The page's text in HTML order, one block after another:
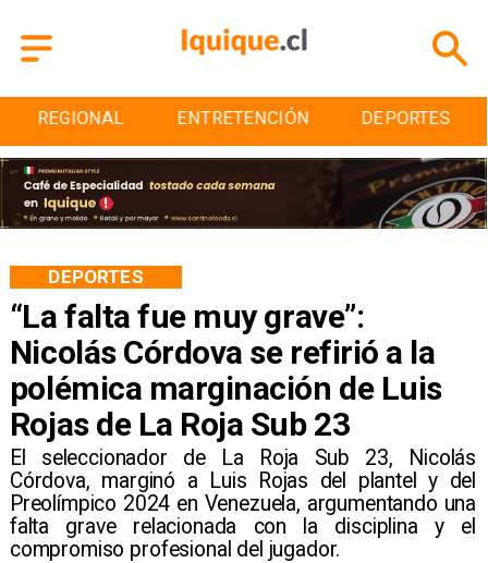
ENTRETENCIÓN DEPORTES CULTURA
“La falta fue muy grave”:
Nicolás Córdova se refirió a la
polémica marginación de Luis
Rojas de La Roja Sub 23
​El seleccionador de La Roja Sub 23, Nicolás
Córdova, marginó a Luis Rojas del plantel y del
Preolímpico 2024 en Venezuela, argumentando una
falta grave relacionada con la disciplina y el
compromiso profesional del jugador.
DEPORTES